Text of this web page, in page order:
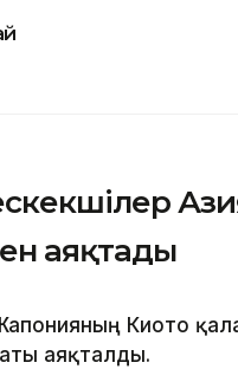
аяқтады
Киото
аяқталды.